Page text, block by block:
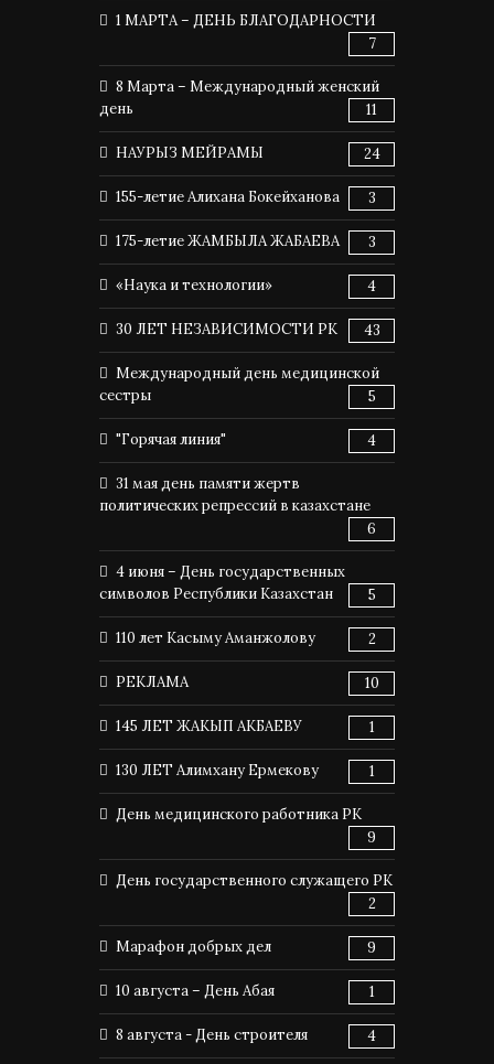
1 МАРТА – ДЕНЬ БЛАГОДАРНОСТИ
7
8 Марта – Международный женский
день
11
НАУРЫЗ МЕЙРАМЫ 24
155-летие Алихана Бокейханова 3
175-летие ЖАМБЫЛА ЖАБАЕВА 3
«Наука и технологии» 4
30 ЛЕТ НЕЗАВИСИМОСТИ РК 43
Международный день медицинской
сестры
5
"Горячая линия" 4
31 мая день памяти жертв
политических репрессий в казахстане
6
4 июня – День государственных
символов Республики Казахстан
5
110 лет Касыму Аманжолову 2
РЕКЛАМА 10
145 ЛЕТ ЖАКЫП АКБАЕВУ 1
130 ЛЕТ Алимхану Ермекову 1
День медицинского работника РК
9
День государственного служащего РК
2
Марафон добрых дел 9
10 августа – День Абая 1
8 августа - День строителя 4